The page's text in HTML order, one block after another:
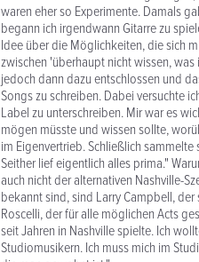
waren eher so Experimente. Damals
begann ich irgendwann Gitarre zu
Idee über die Möglichkeiten, die sich
zwischen 'überhaupt nicht wissen,
jedoch dann dazu entschlossen und
Songs zu schreiben. Dabei versuchte
Label zu unterschreiben. Mir war es
mögen müsste und wissen sollte,
im Eigenvertrieb. Schließlich
Seither lief eigentlich alles prima."
auch nicht der alternativen Nashville-
bekannt sind, sind Larry Campbell,
Roscelli, der für alle möglichen Acts
seit Jahren in Nashville spielte. Ich
Studiomusikern. Ich muss mich im